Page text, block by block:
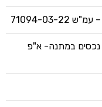
03-22
נכסים במתנה- א"פ